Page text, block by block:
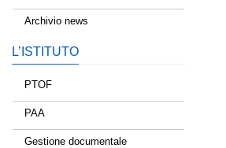
Archivio news
L’ISTITUTO
PTOF
PAA
Gestione documentale